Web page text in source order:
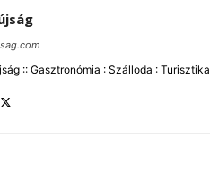
:: Gasztronómia : Szálloda : Turisztika